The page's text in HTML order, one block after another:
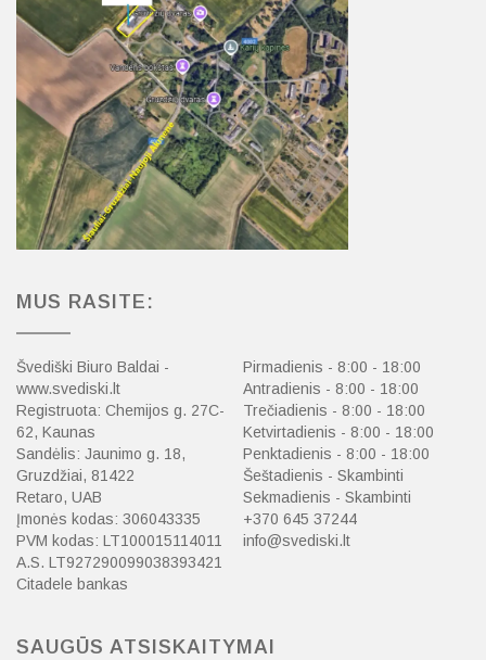
MUS RASITE:
Švediški Biuro Baldai -
www.svediski.lt
Registruota: Chemijos g. 27C-
62, Kaunas
Sandėlis: Jaunimo g. 18,
Gruzdžiai, 81422
Retaro, UAB
Įmonės kodas: 306043335
PVM kodas: LT100015114011
A.S. LT927290099038393421
Citadele bankas
Pirmadienis - 8:00 - 18:00
Antradienis - 8:00 - 18:00
Trečiadienis - 8:00 - 18:00
Ketvirtadienis - 8:00 - 18:00
Penktadienis - 8:00 - 18:00
Šeštadienis - Skambinti
Sekmadienis - Skambinti
+370 645 37244
info@svediski.lt
SAUGŪS ATSISKAITYMAI